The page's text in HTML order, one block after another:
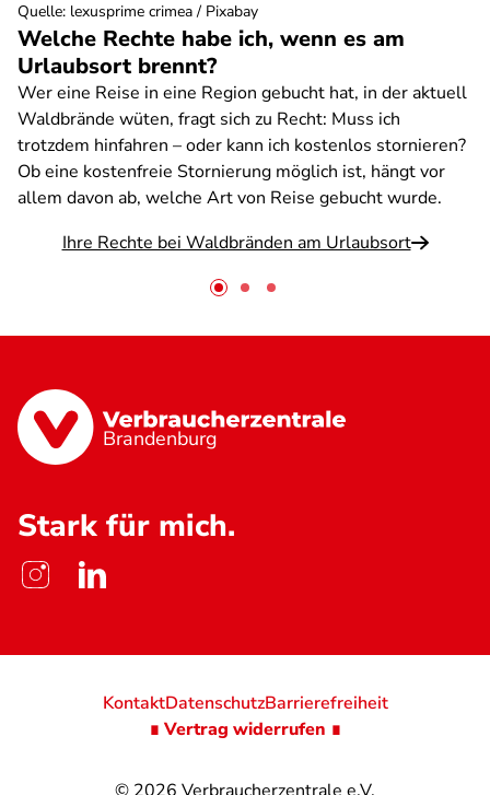
Welche Rechte habe ich, wenn es am
Urlaubsort brennt?
Wer eine Reise in eine Region gebucht hat, in der aktuell
Waldbrände wüten, fragt sich zu Recht: Muss ich
trotzdem hinfahren – oder kann ich kostenlos stornieren?
Ob eine kostenfreie Stornierung möglich ist, hängt vor
allem davon ab, welche Art von Reise gebucht wurde.
Ihre Rechte bei Waldbränden am Urlaubsort
Quelle: lexusprime crimea / Pixabay
Brandenburg
Stark für mich.
KontaktDatenschutzBarrierefreiheit
∎ Vertrag widerrufen ∎